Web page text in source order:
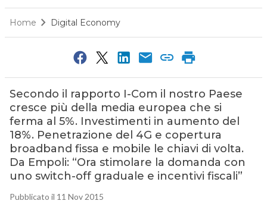
Home Digital Economy
Secondo il rapporto I-Com il nostro Paese
cresce più della media europea che si
ferma al 5%. Investimenti in aumento del
18%. Penetrazione del 4G e copertura
broadband fissa e mobile le chiavi di volta.
Da Empoli: “Ora stimolare la domanda con
uno switch-off graduale e incentivi fiscali”
Pubblicato il 11 Nov 2015